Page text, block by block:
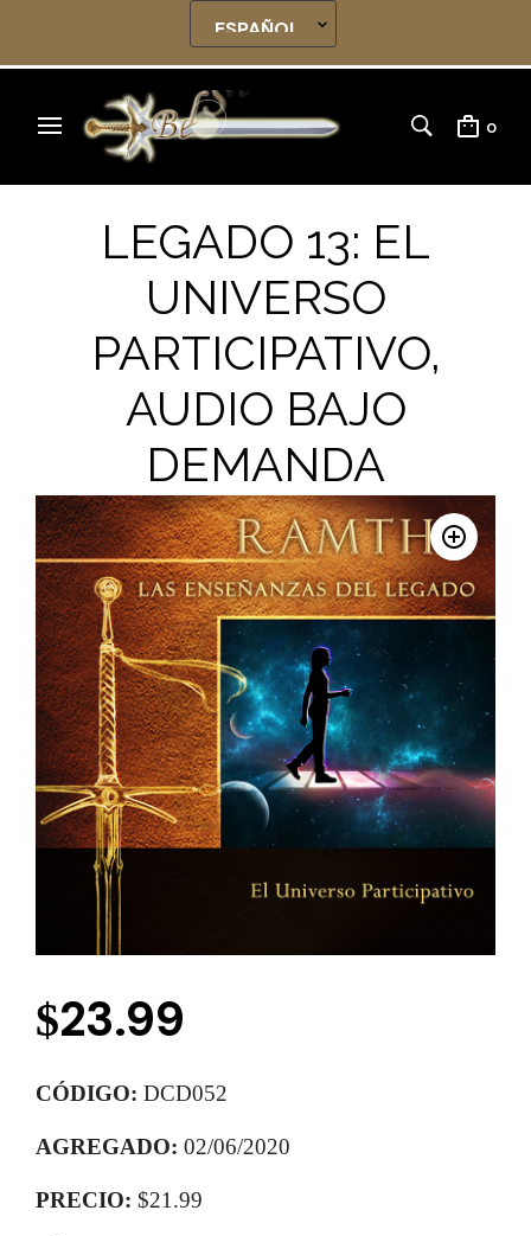
0
LEGADO 13: EL
UNIVERSO
PARTICIPATIVO,
AUDIO BAJO
DEMANDA
$23.99
CÓDIGO: DCD052
AGREGADO: 02/06/2020
PRECIO: $21.99